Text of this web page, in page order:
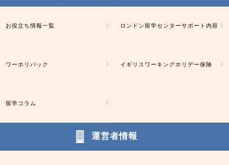
お役立ち情報一覧 ロンドン留学センターサポート内容
ワーホリパック イギリスワーキングホリデー保険
留学コラム
運営者情報